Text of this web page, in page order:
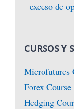
exceso de
CURSOS Y
Microfutures
Forex Course
Hedging